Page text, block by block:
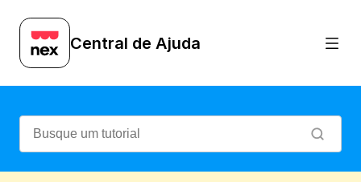
Central de Ajuda